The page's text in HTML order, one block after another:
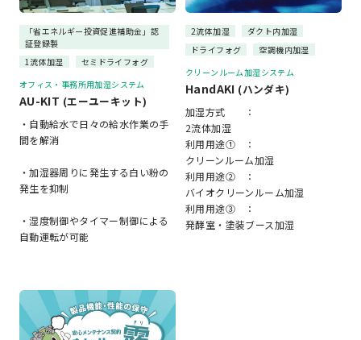
「省エネルギー投資促進補助金」認
証登録製
1流体加湿
セミドライフォグ
オフィス・事務所用加湿システム
AU-KIT (エーユーキット)
・自動給水で日々の給水作業の手
間を解消
・加湿器周りに発生する白い粉の
発生を抑制
・湿度制御やタイマー制御による
自動運転が可能
2流体加湿
ダクト内加湿
ドライフォグ
空調機内加湿
クリーンルーム加湿システム
HandAKI (ハンダキ)
加湿方式 ：
2流体加湿
利用用途① ：
クリーンルーム加湿
利用用途② ：
バイオクリーンルーム加湿
利用用途③ ：
発酵室・塗装ブース加湿